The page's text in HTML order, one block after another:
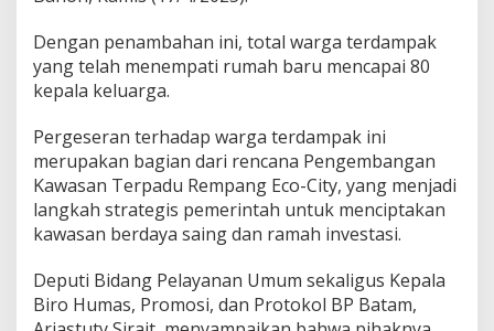
T
e
h
T
e
m
p
a
R
u
Dengan penambahan ini, total warga terdampak
yang telah menempati rumah baru mencapai 80
kepala keluarga.
Pergeseran terhadap warga terdampak ini
merupakan bagian dari rencana Pengembangan
Kawasan Terpadu Rempang Eco-City, yang menjadi
langkah strategis pemerintah untuk menciptakan
kawasan berdaya saing dan ramah investasi.
Deputi Bidang Pelayanan Umum sekaligus Kepala
Biro Humas, Promosi, dan Protokol BP Batam,